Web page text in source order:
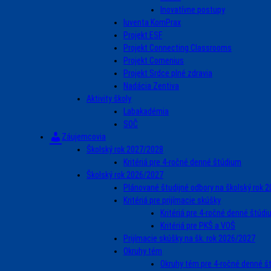
Inovatívne postupy
Iuventa KomPrax
Projekt ESF
Projekt Connecting Classrooms
Projekt Comenius
Projekt Srdce plné zdravia
Nadácia Zentiva
Aktivity školy
Labakadémia
SOČ
Záujemcovia
Školský rok 2027/2028
Kritériá pre 4-ročné denné štúdium
Školský rok 2026/2027
Plánované študijné odbory na školský rok
Kritériá pre prijímacie skúšky
Kritériá pre 4-ročné denné
Kritériá pre PKŠ a VOŠ
Prijímacie skúšky na šk. rok 2026/2027
Okruhy tém
Okruhy tém pre 4-ročné denné